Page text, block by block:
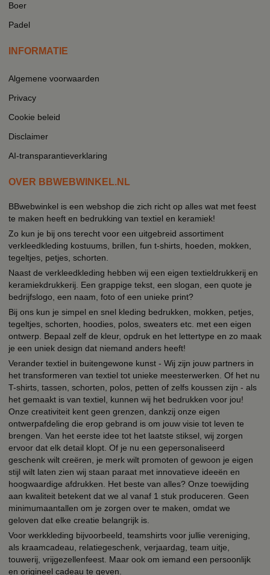
Boer
Padel
INFORMATIE
Algemene voorwaarden
Privacy
Cookie beleid
Disclaimer
AI-transparantieverklaring
OVER BBWEBWINKEL.NL
BBwebwinkel is een webshop die zich richt op alles wat met feest
te maken heeft en bedrukking van textiel en keramiek!
Zo kun je bij ons terecht voor een uitgebreid assortiment
verkleedkleding kostuums, brillen, fun t-shirts, hoeden, mokken,
tegeltjes, petjes, schorten.
Naast de verkleedkleding hebben wij een eigen textieldrukkerij en
keramiekdrukkerij. Een grappige tekst, een slogan, een quote je
bedrijfslogo, een naam, foto of een unieke print?
Bij ons kun je simpel en snel kleding bedrukken, mokken, petjes,
tegeltjes, schorten, hoodies, polos, sweaters etc. met een eigen
ontwerp. Bepaal zelf de kleur, opdruk en het lettertype en zo maak
je een uniek design dat niemand anders heeft!
Verander textiel in buitengewone kunst - Wij zijn jouw partners in
het transformeren van textiel tot unieke meesterwerken. Of het nu
T-shirts, tassen, schorten, polos, petten of zelfs koussen zijn - als
het gemaakt is van textiel, kunnen wij het bedrukken voor jou!
Onze creativiteit kent geen grenzen, dankzij onze eigen
ontwerpafdeling die erop gebrand is om jouw visie tot leven te
brengen. Van het eerste idee tot het laatste stiksel, wij zorgen
ervoor dat elk detail klopt. Of je nu een gepersonaliseerd
geschenk wilt creëren, je merk wilt promoten of gewoon je eigen
stijl wilt laten zien wij staan paraat met innovatieve ideeën en
hoogwaardige afdrukken. Het beste van alles? Onze toewijding
aan kwaliteit betekent dat we al vanaf 1 stuk produceren. Geen
minimumaantallen om je zorgen over te maken, omdat we
geloven dat elke creatie belangrijk is.
Voor werkkleding bijvoorbeeld, teamshirts voor jullie vereniging,
als kraamcadeau, relatiegeschenk, verjaardag, team uitje,
touwerij, vrijgezellenfeest. Maar ook om iemand een persoonlijk
en origineel cadeau te geven.